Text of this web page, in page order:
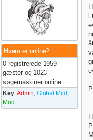
Hvem er online?
0 registrerede 1959
gæster og 1023
søgemaskiner online.
Key: Admin, Global Mod ,
Mod
i